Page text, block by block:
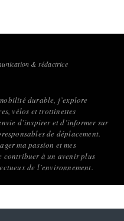
& rédactrice
durable, j’explore
vélos et trottinettes
d’inspirer et d’informer sur
de déplacement.
ma passion et mes
contribuer à un avenir plus
de l’environnement.